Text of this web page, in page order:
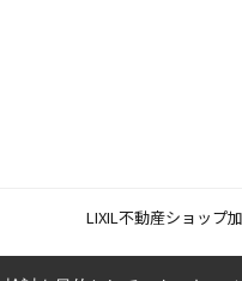
LIXIL不動産ショップ